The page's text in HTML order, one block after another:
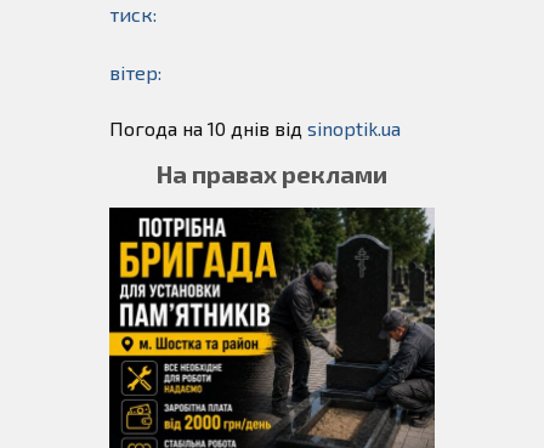
тиск:
вітер:
Погода на 10 днів від sinoptik.ua
На правах реклами